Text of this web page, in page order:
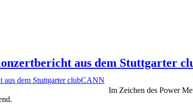
aus dem Stuttgarter
Im Zeichen des Power